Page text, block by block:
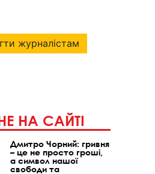
журналістам
НА САЙТІ
Дмитро Чорний: гривня
– це не просто гроші,
а символ нашої
свободи та